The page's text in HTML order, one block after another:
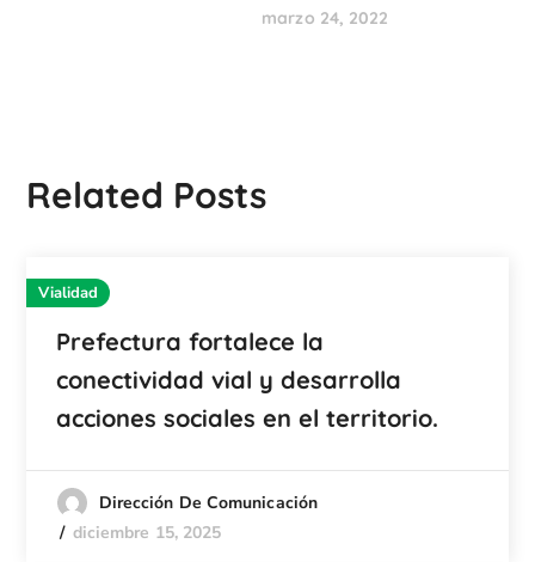
marzo 24, 2022
Related Posts
Vialidad
Prefectura fortalece la
conectividad vial y desarrolla
acciones sociales en el territorio.
Dirección De Comunicación
diciembre 15, 2025